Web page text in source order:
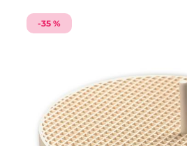
-35 %